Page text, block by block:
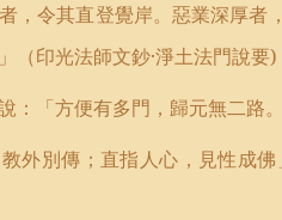
，令其直登覺岸。惡業深厚
（印光法師文鈔·淨土法門說要)
：「方便有多門，歸元無二
外別傳；直指人心，見性成